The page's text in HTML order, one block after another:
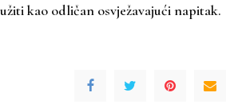
kao odličan osvježavajući napitak.